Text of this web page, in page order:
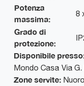
Potenza
massima:
8
Grado di
protezione:
Disponibile
Mondo Casa Via
Zone servite: